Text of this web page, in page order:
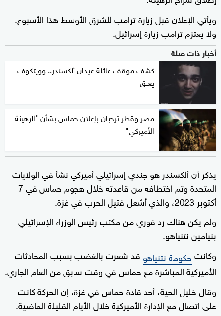
ويأتي الإعلان قبل زيارة ترامب للشرق الأوسط هذا الأسبوع.
ولا يعتزم ترامب زيارة إسرائيل.
أخبار ذات صلة
كشف موقف عائلة عيدان ألكسندر.. وويتكوف
يعلق
مصر وقطر ترحبان بإعلان حماس بشأن "الرهينة
الأميركي"
يذكر أن ألكسندر هو جندي إسرائيلي أميركي نشأ في الولايات
المتحدة وتم اختطافه من قاعدته خلال هجوم حماس في 7
أكتوبر 2023، والذي أشعل فتيل الحرب في غزة.
ولم يكن هناك رد فوري من مكتب رئيس الوزراء الإسرائيلي
بنيامين نتنياهو.
وكانتحكومة نتنياهو قد شعرت بالغضب بسبب المحادثات
الأميركية المباشرة مع حماس في وقت سابق من العام الجاري.
وقال خليل الحية، أحد قادة حماس في غزة، إن الحركة كانت
على اتصال مع الإدارة الأميركية خلال الأيام القليلة الماضية.